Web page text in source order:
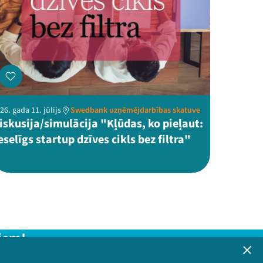
gada 11. jūlijs Swedbank uzņēmējdarbības skatuve
simulācija "Kļūdas, ko pieļaut:
startup dzīves cikls bez filtra"